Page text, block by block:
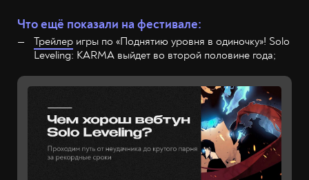
Что ещё показали на фестивале:
Трейлер игры по «Поднятию уровня в одиночку»! Solo
Leveling: KARMA выйдет во второй половине года;